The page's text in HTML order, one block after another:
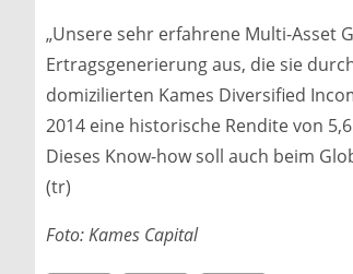
„Unsere sehr erfahrene Multi-Asset
Ertragsgenerierung aus, die sie
domizilierten Kames Diversified
2014 eine historische Rendite von
Dieses Know-how soll auch beim
(tr)
Foto: Kames Capital